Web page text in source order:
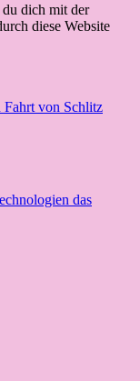
dich mit der
diese Website
Fahrt von Schlitz
das